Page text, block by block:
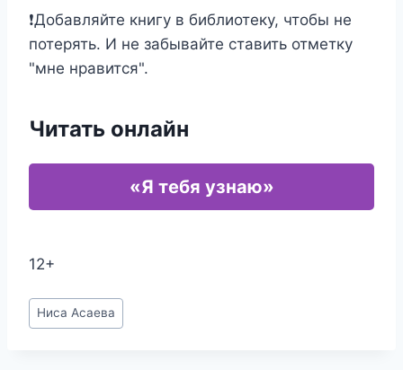
❗Добавляйте книгу в библиотеку, чтобы не
потерять. И не забывайте ставить отметку
"мне нравится".
Читать онлайн
«Я тебя узнаю»
12+
Метки
записи:
Ниса Асаева